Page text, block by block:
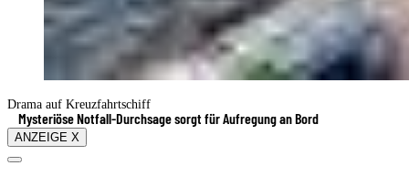
Drama auf Kreuzfahrtschiff
Mysteriöse Notfall-Durchsage sorgt für Aufregung an Bord
ANZEIGE X